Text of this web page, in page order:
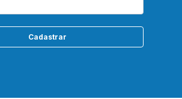
Cadastrar